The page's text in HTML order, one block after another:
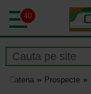
40
Catena Prospecte